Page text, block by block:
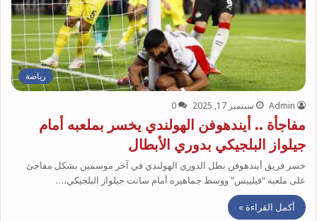
رياضة
Admin سبتمبر 17, 2025 0
مفاجأة .. أيندهوفن الهولندي يخسر بملعبه أمام
جيلواز البلجيكي بدوري الأبطال
خسر فريق أيندهوفن بطل الدوري الهولندي في آخر موسمين بشكل مفاجئ
على ملعبه “فيليبس” ووسط جماهيره أمام سانت جيلواز البلجيكي،…
أكمل القراءة »